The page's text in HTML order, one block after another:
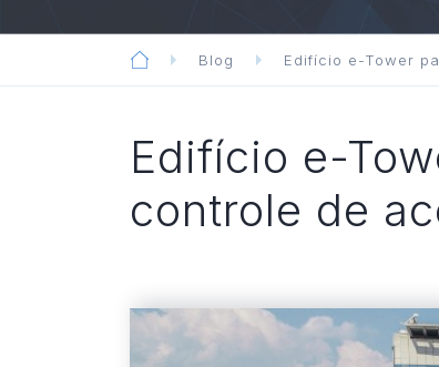
Blog Edifício e-Tower
Edifício e-
controle de